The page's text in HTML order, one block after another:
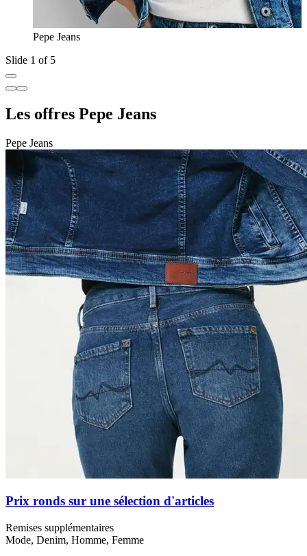
Pepe Jeans
Slide 1 of 5
Les offres Pepe Jeans
Pepe Jeans
Prix ronds sur une sélection d'articles
Remises supplémentaires
Mode, Denim, Homme, Femme